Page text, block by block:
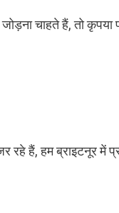
चाहते हैं, तो
रहे हैं, हम ब्राइटनूर